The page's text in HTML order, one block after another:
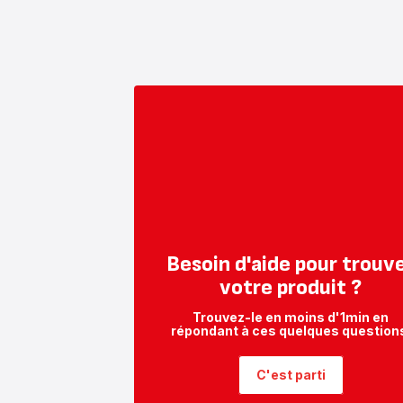
Besoin d'aide pour
votre produit ?
Trouvez-le en moins d'1min en
répondant à ces quelques
C'est parti